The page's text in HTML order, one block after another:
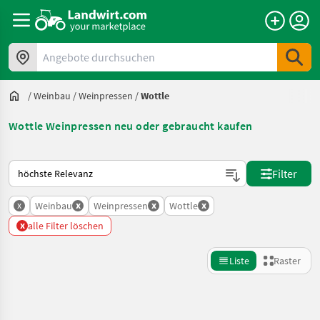
Angebote durchsuchen
/Weinbau /Weinpressen /Wottle
Wottle Weinpressen neu oder gebraucht kaufen
So wird auf Landwirt.com sortiert
Filter
x Weinbau x Weinpressen x Wottle x
x alle Filter löschen
Liste Raster